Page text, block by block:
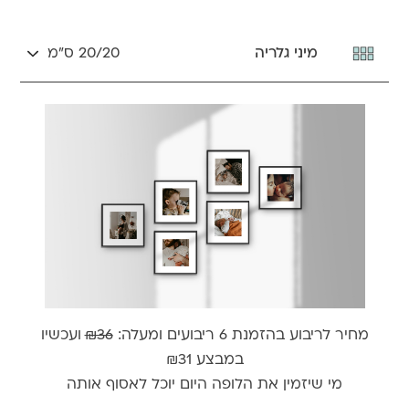
מיני גלריה 20/20 ס״מ
מחיר לריבוע בהזמנת 6 ריבועים ומעלה: ₪36 ועכשיו
במבצע ₪31
מי שיזמין את הלופה היום יוכל לאסוף אותה